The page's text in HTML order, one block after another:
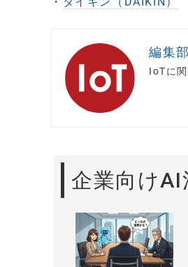
編集部
IoTに
企業向けAI